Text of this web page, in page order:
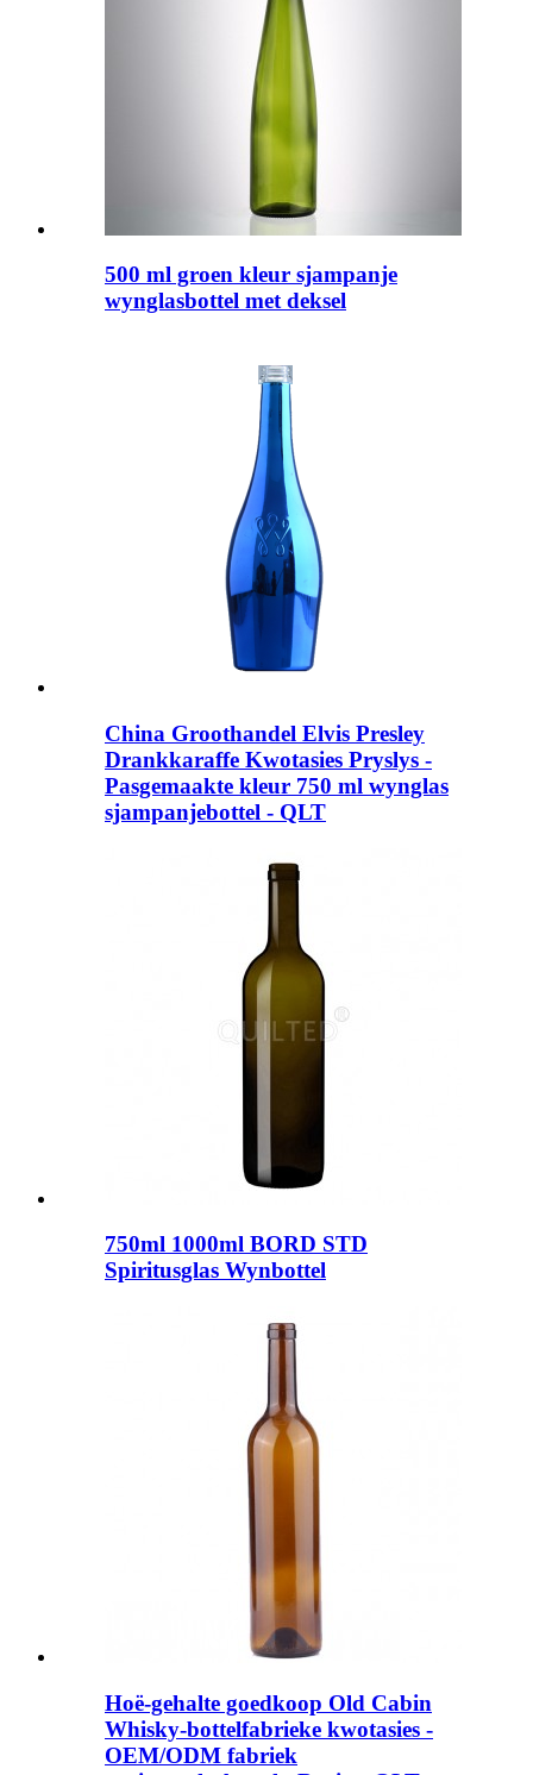
500 ml groen kleur sjampanje
wynglasbottel met deksel
China Groothandel Elvis Presley
Drankkaraffe Kwotasies Pryslys -
Pasgemaakte kleur 750 ml wynglas
sjampanjebottel - QLT
750ml 1000ml BORD STD
Spiritusglas Wynbottel
Hoë-gehalte goedkoop Old Cabin
Whisky-bottelfabrieke kwotasies -
OEM/ODM fabriek